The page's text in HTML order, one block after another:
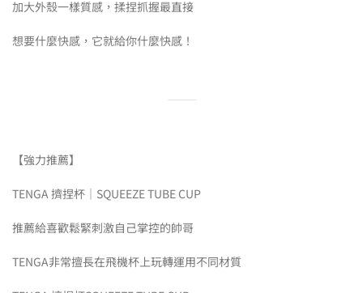
加大外殼一樣質感，揉捏抓握最直接
想要什麼快感，它就給你什麼快感！
【強力推薦】
TENGA 擠捏杯｜SQUEEZE TUBE CUP
推薦給喜歡鬆緊刺激自己掌控的帥哥
TENGA非常擅長在飛機杯上玩轉運用不同材質